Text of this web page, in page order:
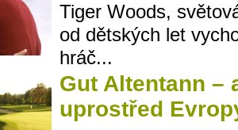
Tiger Woods,
od dětských let
hráč...
Gut Altentann –
uprostřed